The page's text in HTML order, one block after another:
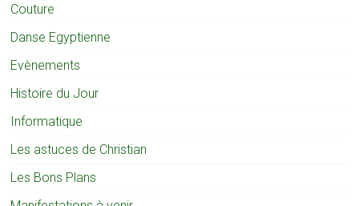
Couture
Danse Egyptienne
Evènements
Histoire du Jour
Informatique
Les astuces de Christian
Les Bons Plans